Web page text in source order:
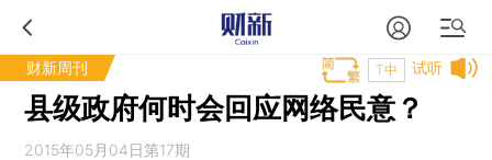
财新周刊 试听
T中
县级政府何时会回应网络民意？
2015年05月04日第17期